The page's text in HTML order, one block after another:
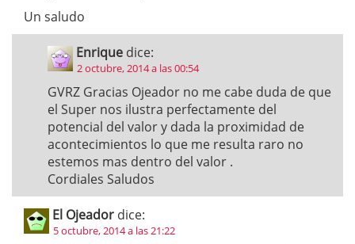
Un saludo
Enrique dice:
2 octubre, 2014 a las 00:54
GVRZ Gracias Ojeador no me cabe duda de que
el Super nos ilustra perfectamente del
potencial del valor y dada la proximidad de
acontecimientos lo que me resulta raro no
estemos mas dentro del valor .
Cordiales Saludos
El Ojeador dice:
5 octubre, 2014 a las 21:22